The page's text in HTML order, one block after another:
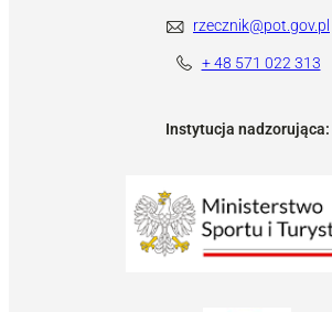
rzecznik@pot.gov.pl
+ 48 571 022 313
Instytucja nadzorująca: